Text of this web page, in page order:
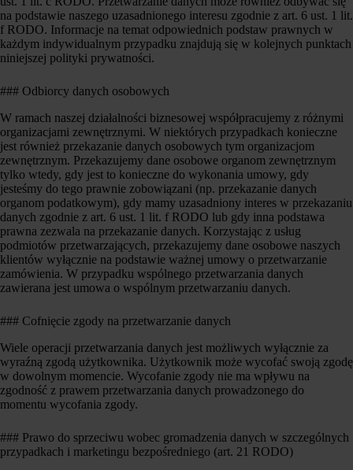
na podstawie naszego uzasadnionego interesu zgodnie z art. 6 ust. 1 lit.
f RODO. Informacje na temat odpowiednich podstaw prawnych w
każdym indywidualnym przypadku znajdują się w kolejnych punktach
niniejszej polityki prywatności.
### Odbiorcy danych osobowych
W ramach naszej działalności biznesowej współpracujemy z różnymi
organizacjami zewnętrznymi. W niektórych przypadkach konieczne
jest również przekazanie danych osobowych tym organizacjom
zewnętrznym. Przekazujemy dane osobowe organom zewnętrznym
tylko wtedy, gdy jest to konieczne do wykonania umowy, gdy
jesteśmy do tego prawnie zobowiązani (np. przekazanie danych
organom podatkowym), gdy mamy uzasadniony interes w przekazaniu
danych zgodnie z art. 6 ust. 1 lit. f RODO lub gdy inna podstawa
prawna zezwala na przekazanie danych. Korzystając z usług
podmiotów przetwarzających, przekazujemy dane osobowe naszych
klientów wyłącznie na podstawie ważnej umowy o przetwarzanie
zamówienia. W przypadku wspólnego przetwarzania danych
zawierana jest umowa o wspólnym przetwarzaniu danych.
### Cofnięcie zgody na przetwarzanie danych
Wiele operacji przetwarzania danych jest możliwych wyłącznie za
wyraźną zgodą użytkownika. Użytkownik może wycofać swoją zgodę
w dowolnym momencie. Wycofanie zgody nie ma wpływu na
zgodność z prawem przetwarzania danych prowadzonego do
momentu wycofania zgody.
### Prawo do sprzeciwu wobec gromadzenia danych w szczególnych
przypadkach i marketingu bezpośredniego (art. 21 RODO)